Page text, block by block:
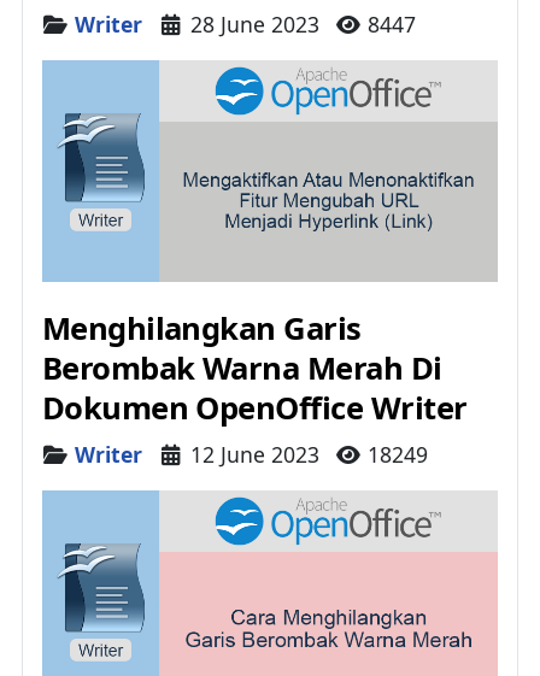
Details
Writer 28 June 2023 8447
Menghilangkan Garis
Berombak Warna Merah Di
Dokumen OpenOffice Writer
Details
Writer 12 June 2023 18249